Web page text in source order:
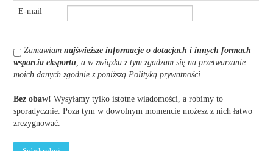
E-mail
Zamawiamnajświeższe informacje o dotacjach i innych formach
wsparcia eksportu, a w związku z tym zgadzam się na przetwarzanie
moich danych zgodnie z poniższą Polityką prywatności.
Bez obaw! Wysyłamy tylko istotne wiadomości, a robimy to
sporadycznie. Poza tym w dowolnym momencie możesz z nich łatwo
zrezygnować.